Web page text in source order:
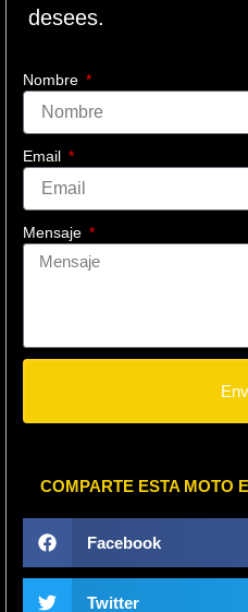
desees.
Nombre
Email
Mensaje
COMPARTE ESTA MOTO
Facebook
Twitter